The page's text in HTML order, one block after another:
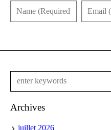
Archives
juillet 2026